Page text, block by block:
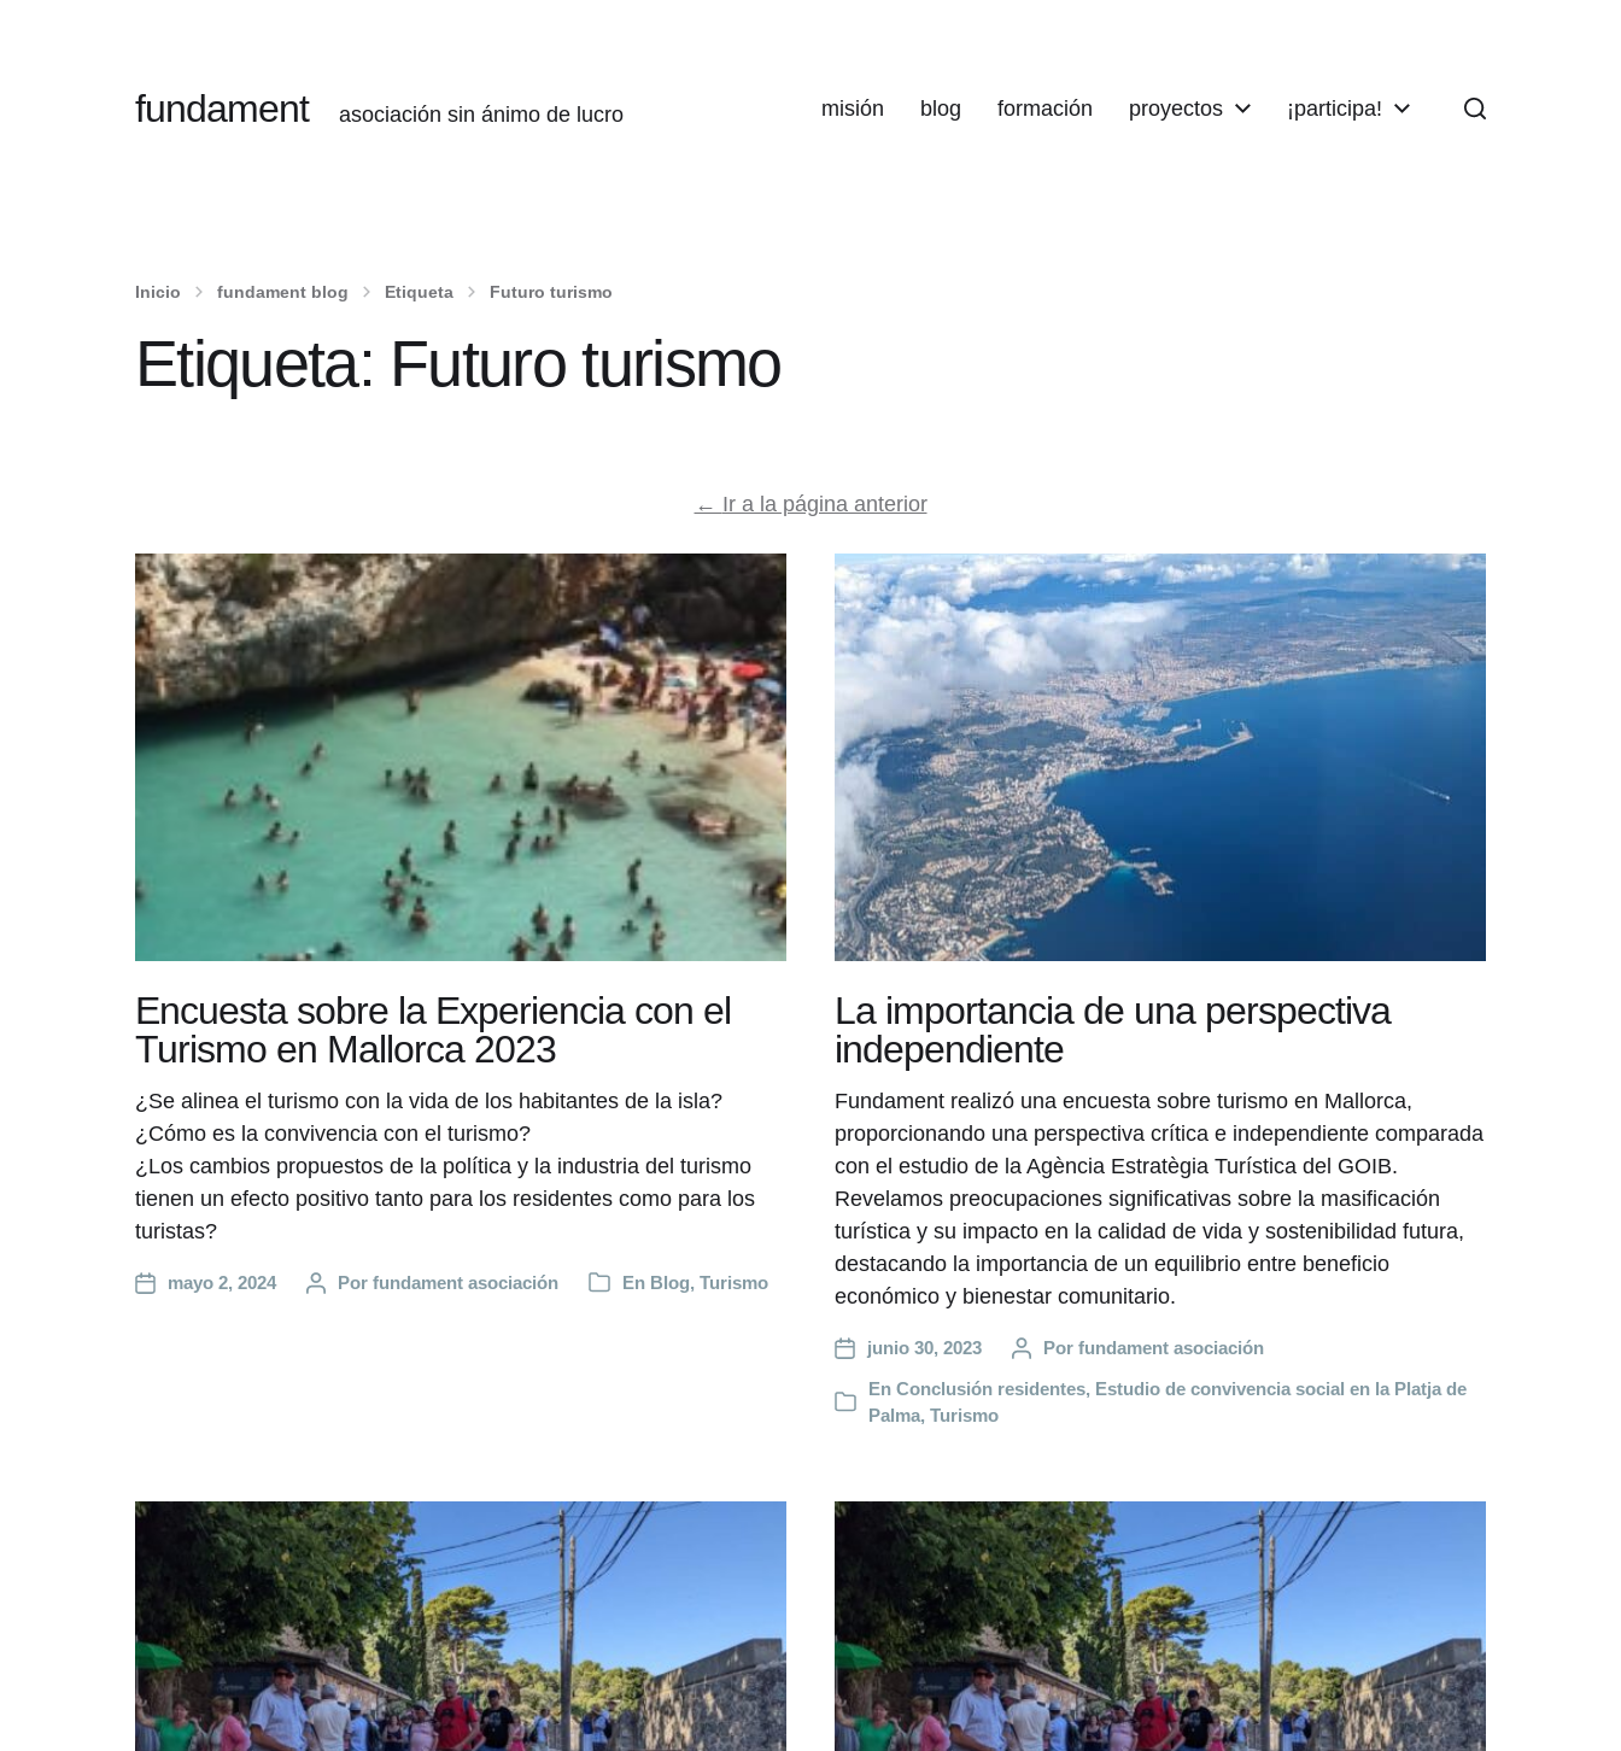
fundament asociación sin ánimo de lucro misión blog formación proyectos ¡participa!
Inicio fundament blog Etiqueta Futuro turismo
Etiqueta: Futuro turismo
← Ir a la página anterior
Encuesta sobre la Experiencia con el
Turismo en Mallorca 2023
¿Se alinea el turismo con la vida de los habitantes de la isla?
¿Cómo es la convivencia con el turismo?
¿Los cambios propuestos de la política y la industria del turismo
tienen un efecto positivo tanto para los residentes como para los
turistas?
mayo 2, 2024 Por fundament asociación En Blog, Turismo
La importancia de una perspectiva
independiente
Fundament realizó una encuesta sobre turismo en Mallorca,
proporcionando una perspectiva crítica e independiente comparada
con el estudio de la Agència Estratègia Turística del GOIB.
Revelamos preocupaciones significativas sobre la masificación
turística y su impacto en la calidad de vida y sostenibilidad futura,
destacando la importancia de un equilibrio entre beneficio
económico y bienestar comunitario.
junio 30, 2023 Por fundament asociación
En Conclusión residentes, Estudio de convivencia social en la Platja de
Palma, Turismo